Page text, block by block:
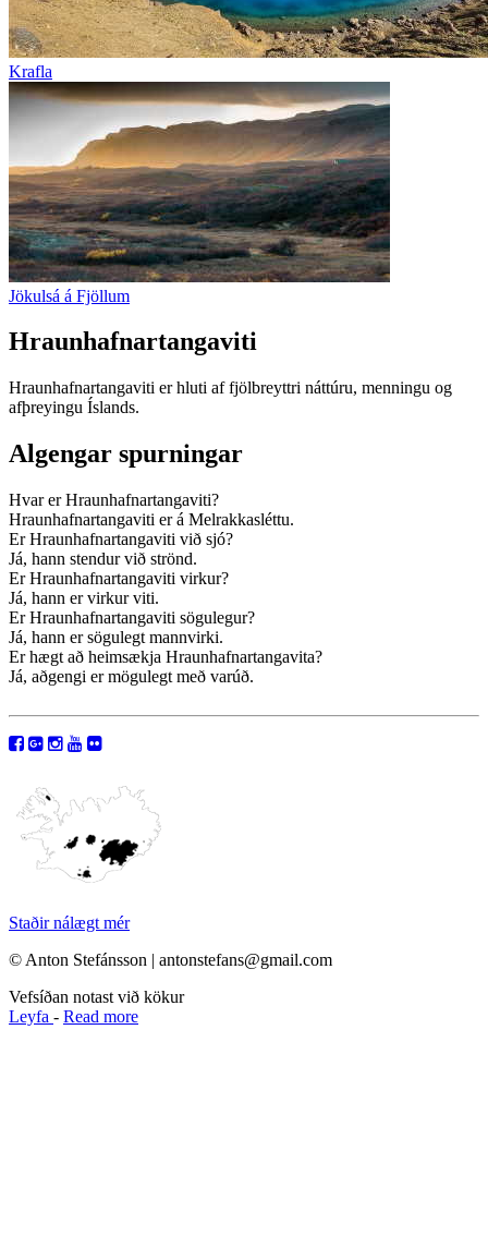
Krafla
Jökulsá á Fjöllum
Hraunhafnartangaviti
Hraunhafnartangaviti er hluti af fjölbreyttri náttúru, menningu og
afþreyingu Íslands.
Algengar spurningar
Hvar er Hraunhafnartangaviti?
Hraunhafnartangaviti er á Melrakkasléttu.
Er Hraunhafnartangaviti við sjó?
Já, hann stendur við strönd.
Er Hraunhafnartangaviti virkur?
Já, hann er virkur viti.
Er Hraunhafnartangaviti sögulegur?
Já, hann er sögulegt mannvirki.
Er hægt að heimsækja Hraunhafnartangavita?
Já, aðgengi er mögulegt með varúð.
Staðir nálægt mér
© Anton Stefánsson | antonstefans@gmail.com
Vefsíðan notast við kökur
Leyfa - Read more